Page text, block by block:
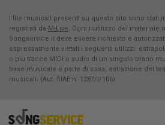
I file musicali presenti su questo sito sono stati
registrati da M-Live. Ogni riutilizzo del materiale
Songservice.it deve essere richiesto e
espressamente vietati i seguenti utilizzi:
o più tracce MIDI o audio di un singolo brano
base musicale o parte di essa, estrazione del
musicali. (Aut. SIAE n. 1287/I/106)